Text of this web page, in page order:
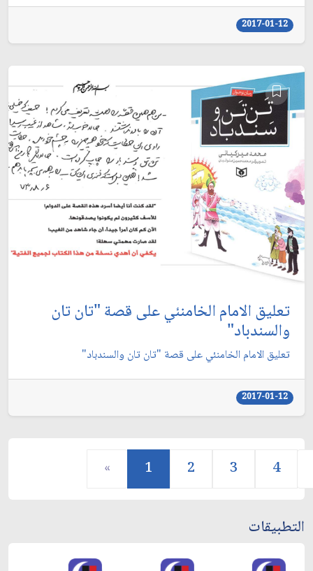
2017-01-12
تعليق الامام الخامنئي على قصة "تان تان
والسندباد"
تعليق الامام الخامنئي على قصة "تان تان والسندباد"
2017-01-12
« 1 2 3 4
التطبيقات